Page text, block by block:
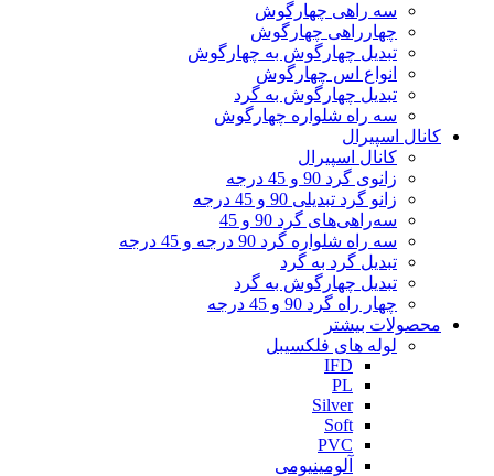
سه راهی چهارگوش
چهارراهی چهارگوش
تبدیل چهارگوش به چهارگوش
انواع اس چهارگوش
تبدیل چهارگوش به گرد
سه راه شلواره چهارگوش
کانال اسپیرال
کانال اسپیرال
زانوی گرد 90 و 45 درجه
زانو گرد تبدیلی 90 و 45 درجه
سه‌راهی‌های گرد 90 و 45
سه راه شلواره گرد 90 درجه و 45 درجه
تبدیل گرد به گرد
تبدیل چهارگوش به گرد
چهار راه گرد 90 و 45 درجه
محصولات بیشتر
لوله های فلکسیبل
IFD
PL
Silver
Soft
PVC
آلومینیومی